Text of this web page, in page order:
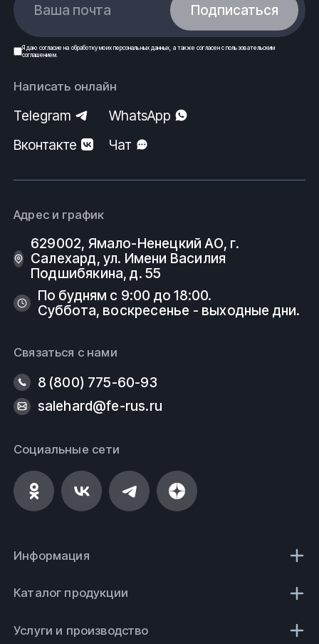
Ваша почта Подписаться
Я даю согласие на обработку моих персональных данных , а также согласен спользовательским
соглашением.
Написать онлайн
Telegram
WhatsApp
Вконтакте
Чат
Адрес и график
629002, Ямало-Ненецкий АО, г.
Салехард, ул. Имени Василия
Подшибякина, д. 55
По будням с 9:00 до 18:00.
Суббота, воскресенье - выходные дни.
Связаться с нами
8 (800) 775-60-93
salehard@fe-rus.ru
Социальные сети
Информация
Каталог продукции
Услуги и производство